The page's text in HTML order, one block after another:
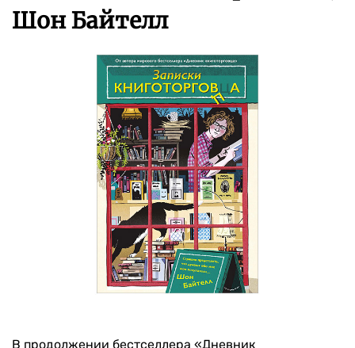
Шон Байтелл
В продолжении бестселлера «Дневник